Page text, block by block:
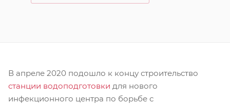
В апреле 2020 подошло к концу строительство
станции водоподготовки для нового
инфекционного центра по борьбе с